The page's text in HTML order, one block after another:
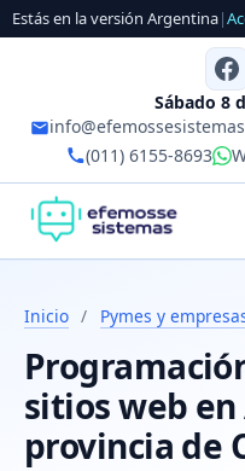
Estás en la versión Argentina|
Sábado 8
(011) 6155-8693
Inicio / Pymes y
sitios web
provincia de